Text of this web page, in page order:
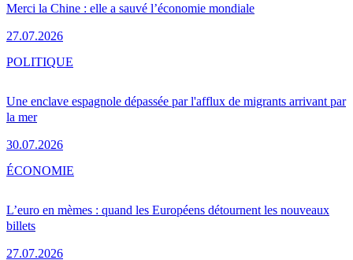
Merci la Chine : elle a sauvé l’économie mondiale
27.07.2026
Une enclave espagnole dépassée par l'afflux de migrants arrivant par
la mer
30.07.2026
POLITIQUE
L’euro en mèmes : quand les Européens détournent les nouveaux
billets
27.07.2026
ÉCONOMIE